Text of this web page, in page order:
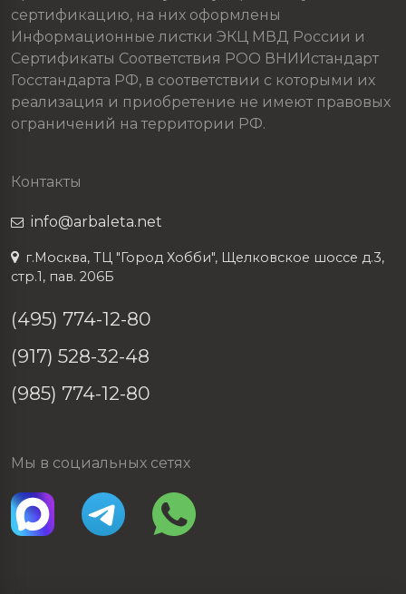
сертификацию, на них оформлены
Информационные листки ЭКЦ МВД России и
Сертификаты Соответствия РОО ВНИИстандарт
Госстандарта РФ, в соответствии с которыми их
реализация и приобретение не имеют правовых
ограничений на территории РФ.
Контакты
info@arbaleta.net
г.Москва, ТЦ "Город Хобби", Щелковское шоссе д.3,
стр.1, пав. 206Б
(495) 774-12-80
(917) 528-32-48
(985) 774-12-80
Мы в социальных сетях